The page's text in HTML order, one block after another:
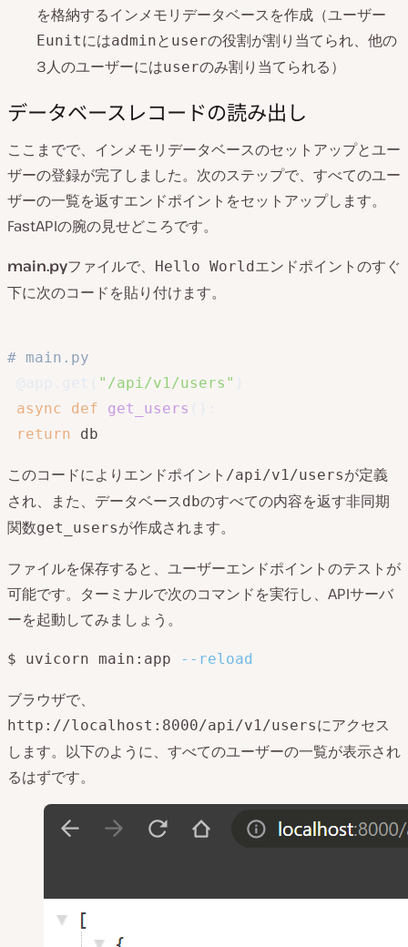
を格納するインメモリデータベースを作成（ユーザー
Eunitにはadminと userの役割が割り当てられ、他の
3人のユーザーにはuserのみ割り当てられる）
データベースレコードの読み出し
ここまでで、インメモリデータベースのセットアップとユー
ザーの登録が完了しました。次のステップで、すべてのユー
ザーの一覧を返すエンドポイントをセットアップします。
FastAPIの腕の見せどころです。
main.pyファイルで、 Hello World エンドポイントのすぐ
下に次のコードを貼り付けます。
# main.py
"/api/v1/users"
async
def get_users
return
このコードによりエンドポイント /api/v1/usersが定義
され、また、データベースdbのすべての内容を返す非同期
関数get_usersが作成されます。
ファイルを保存すると、ユーザーエンドポイントのテストが
可能です。ターミナルで次のコマンドを実行し、APIサーバ
ーを起動してみましょう。
$ uvicorn main:app --reload
ブラウザで、
http://localhost:8000/api/v1/usersにアクセス
します。以下のように、すべてのユーザーの一覧が表示され
るはずです。